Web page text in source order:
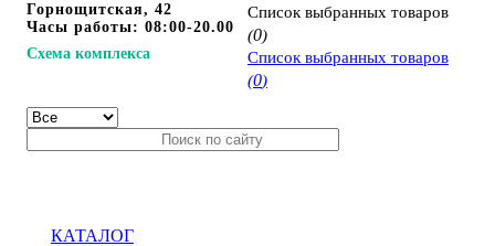
Горнощитская, 42
Часы работы: 08:00-20.00
Схема комплекса
Cписок выбранных товаров
(0)
Cписок выбранных товаров
(0)
КАТАЛОГ